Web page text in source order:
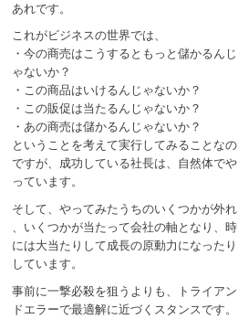
あれです。
これがビジネスの世界では、
・今の商売はこうするともっと儲かるんじ
ゃないか？
・この商品はいけるんじゃないか？
・この販促は当たるんじゃないか？
・あの商売は儲かるんじゃないか？
ということを考えて実行してみることなの
ですが、成功している社長は、自然体でや
っています。
そして、やってみたうちのいくつかが外れ
、いくつかが当たって会社の軸となり、時
には大当たりして成長の原動力になったり
しています。
事前に一撃必殺を狙うよりも、トライアン
ドエラーで最適解に近づくスタンスです。